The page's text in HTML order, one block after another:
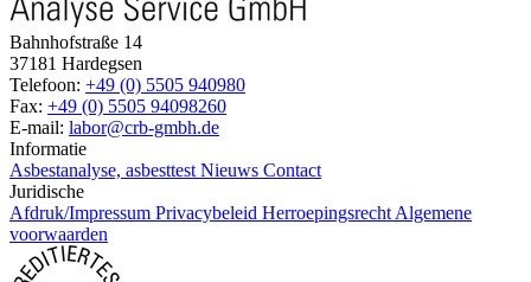
Bahnhofstraße 14
37181 Hardegsen
Telefoon: +49 (0) 5505 940980
Fax: +49 (0) 5505 94098260
E-mail: labor@crb-gmbh.de
Informatie
Asbestanalyse, asbesttest Nieuws Contact
Juridische
Afdruk/Impressum Privacybeleid Herroepingsrecht Algemene
voorwaarden